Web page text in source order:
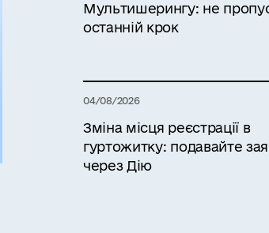
Мультишерингу: не
останній крок
04/08/2026
Зміна місця реєстрації в
гуртожитку: подавайте
через Дію